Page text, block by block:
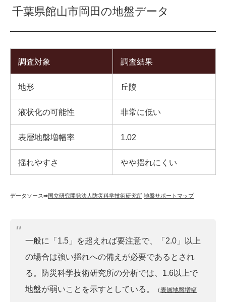
千葉県館山市岡田の地盤データ
調査対象 調査結果
地形 丘陵
液状化の可能性 非常に低い
表層地盤増幅率 1.02
揺れやすさ やや揺れにくい
データソース➡︎国立研究開発法人防災科学技術研究所 地盤サポートマップ
一般に「1.5」を超えれば要注意で、「2.0」以上
の場合は強い揺れへの備えが必要であるとされ
る。防災科学技術研究所の分析では、1.6以上で
地盤が弱いことを示すとしている。
（表層地盤増幅